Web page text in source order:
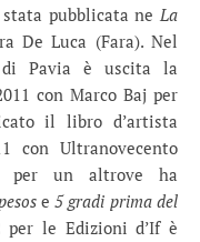
stata pubblicata neLa
De Luca (Fara). Nel
di Pavia è uscita la
con Marco Baj per
il libro d’artista
con Ultranovecento
per un altrove ha
e 5 gradi prima del
le Edizioni d’If è